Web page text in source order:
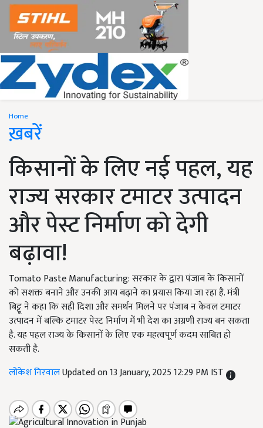
Home
ख़बरें
किसानों के लिए नई पहल, यह
राज्य सरकार टमाटर उत्पादन
और पेस्ट निर्माण को देगी
बढ़ावा!
Tomato Paste Manufacturing: सरकार के द्वारा पंजाब के किसानों
को सशक्त बनाने और उनकी आय बढ़ाने का प्रयास किया जा रहा है. मंत्री
बिट्टू ने कहा कि सही दिशा और समर्थन मिलने पर पंजाब न केवल टमाटर
उत्पादन में बल्कि टमाटर पेस्ट निर्माण में भी देश का अग्रणी राज्य बन सकता
है. यह पहल राज्य के किसानों के लिए एक महत्वपूर्ण कदम साबित हो
सकती है.
लोकेश निरवालUpdated on 13 January, 2025 12:29 PM IST